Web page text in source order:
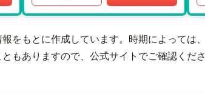
をもとに作成しています。時期によっては
もありますので、公式サイトでご確認くださ